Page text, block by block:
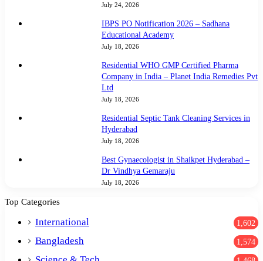
July 24, 2026
IBPS PO Notification 2026 – Sadhana
Educational Academy
July 18, 2026
Residential WHO GMP Certified Pharma
Company in India – Planet India Remedies Pvt
Ltd
July 18, 2026
Residential Septic Tank Cleaning Services in
Hyderabad
July 18, 2026
Best Gynaecologist in Shaikpet Hyderabad –
Dr Vindhya Gemaraju
July 18, 2026
Top Categories
International 1,602
Bangladesh 1,574